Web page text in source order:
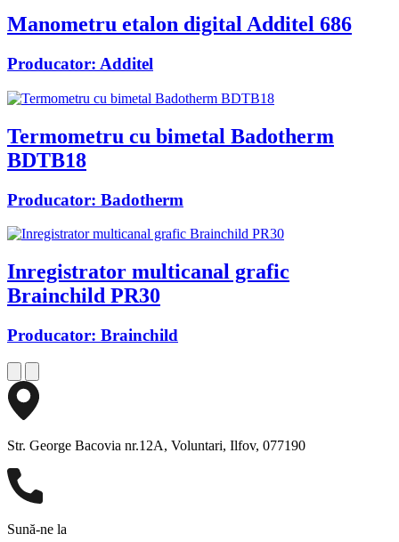
Manometru etalon digital Additel 686
Producator: Additel
Termometru cu bimetal Badotherm
BDTB18
Producator: Badotherm
Inregistrator multicanal grafic
Brainchild PR30
Producator: Brainchild
Str. George Bacovia nr.12A, Voluntari, Ilfov, 077190
Sună-ne la